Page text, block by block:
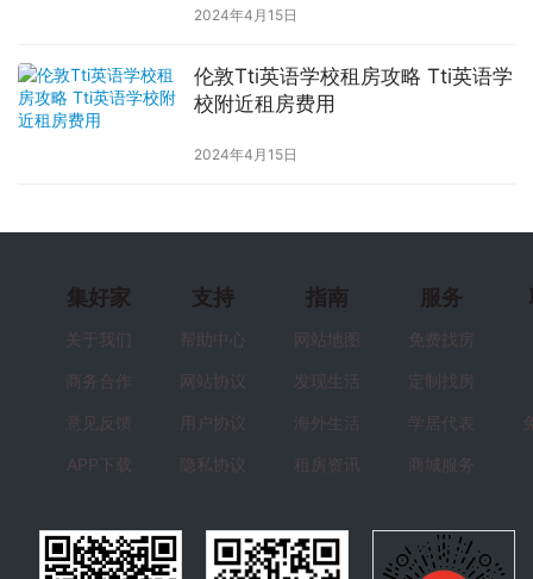
2024年4月15日
伦敦Tti英语学校租房攻略 Tti英语学
校附近租房费用
2024年4月15日
集好家
关于我们
商务合作
意见反馈
APP下载
支持
帮助中心
网站协议
用户协议
隐私协议
指南
网站地图
发现生活
海外生活
租房资讯
服务
免费找房
定制找房
学居代表
商城服务